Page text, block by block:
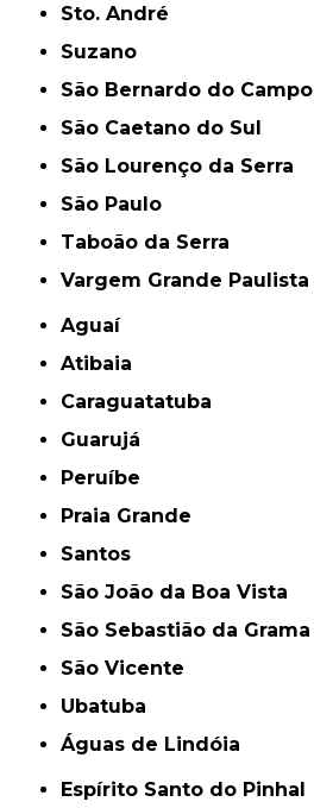
Sto. André
Suzano
São Bernardo do Campo
São Caetano do Sul
São Lourenço da Serra
São Paulo
Taboão da Serra
Vargem Grande Paulista
Aguaí
Atibaia
Caraguatatuba
Guarujá
Peruíbe
Praia Grande
Santos
São João da Boa Vista
São Sebastião da Grama
São Vicente
Ubatuba
Águas de Lindóia
Espírito Santo do Pinhal